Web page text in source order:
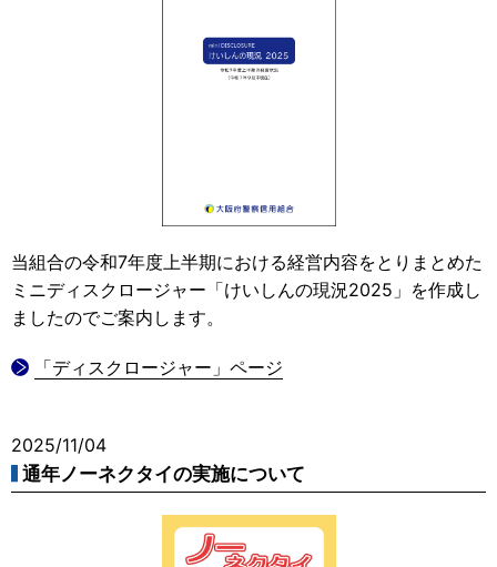
当組合の令和7年度上半期における経営内容をとりまとめた
ミニディスクロージャー「けいしんの現況2025」を作成し
ましたのでご案内します。
「ディスクロージャー」ページ
2025/11/04
通年ノーネクタイの実施について